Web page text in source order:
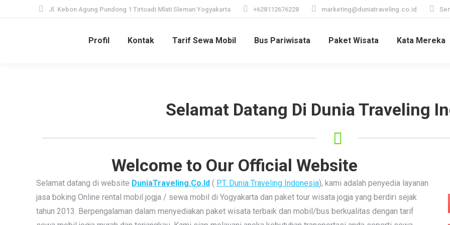
Jl. Kebon Agung Pundong 1 Tirtoadi Mlati Sleman Yogyakarta +628112676228 marketing@duniatraveling.co.id
Profil Kontak Tarif Sewa Mobil Bus Pariwisata Paket Wisata Kata Mereka
Selamat Datang Di Dunia Traveling
Welcome to Our Official Website
Selamat datang di website DuniaTraveling.Co.Id ( PT. Dunia Traveling Indonesia), kami adalah penyedia layanan
jasa boking Online rental mobil jogja / sewa mobil di Yogyakarta dan paket tour wisata jogja yang berdiri sejak
tahun 2013. Berpengalaman dalam menyediakan paket wisata terbaik dan mobil/bus berkualitas dengan tarif